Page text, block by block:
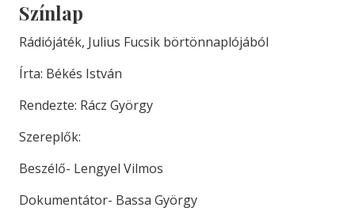
Színlap
Rádiójáték, Julius Fucsik börtönnaplójából
Írta: Békés István
Rendezte: Rácz György
Szereplők:
Beszélő- Lengyel Vilmos
Dokumentátor- Bassa György